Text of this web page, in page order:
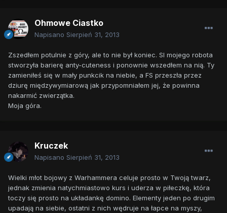
Ohmowe Ciastko
Napisano Sierpień 31, 2013
Zszedłem potulnie z góry, ale to nie był koniec. SI mojego robota
stworzyła barierę anty-cuteness i ponownie wszedłem na nią. Ty
zamieniłeś się w mały punkcik na niebie, a FS przeszła przez
dziurę międzywymiarową jak przypomniałem jej, że powinna
nakarmić zwierzątka.
Moja góra.
Kruczek
Napisano Sierpień 31, 2013
Wielki młot bojowy z Warhammera celuje prosto w Twoją twarz,
jednak zmienia natychmiastowo kurs i uderza w piłeczkę, która
toczy się prosto na układankę domino. Elementy jeden po drugim
upadają na siebie, ostatni z nich wędruje na łapce na myszy,